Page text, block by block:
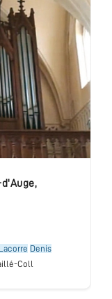
,
Lacorre Denis
Coll